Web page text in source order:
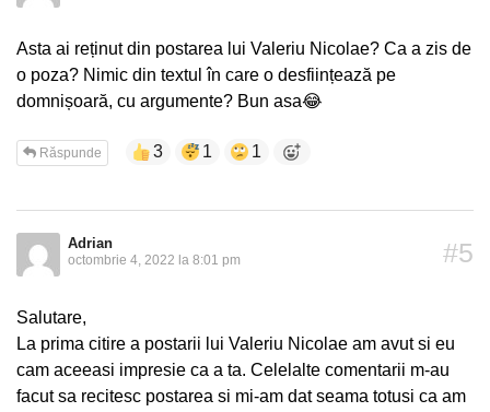
Asta ai reținut din postarea lui Valeriu Nicolae? Ca a zis de
o poza? Nimic din textul în care o desființează pe
domnișoară, cu argumente? Bun asa😂
3 1 1
Răspunde
#5
Adrian
octombrie 4, 2022 la 8:01 pm
Salutare,
La prima citire a postarii lui Valeriu Nicolae am avut si eu
cam aceeasi impresie ca a ta. Celelalte comentarii m-au
facut sa recitesc postarea si mi-am dat seama totusi ca am